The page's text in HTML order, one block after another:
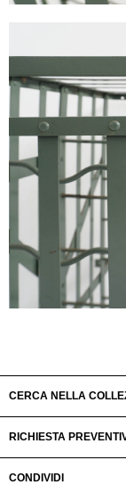
CERCA NELLA
RICHIESTA
CONDIVIDI